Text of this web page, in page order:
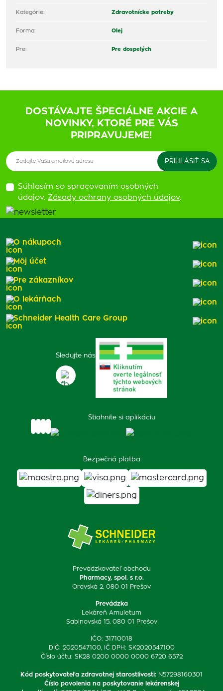
Kategórie: Zdravotnícke potreby
Forma: Olej
Pre: Pre dospelých
DOSTÁVAJTE ŠPECIÁLNE AKCIE A
NOVINKY, KTORÉ PRE VÁS
PRIPRAVUJEME!
Súhlasím so spracovaním osobných
údajov. Zásady ochrany osobných údajov.
Prevádzkovateľ obchodu
Pharmacy, spol. s r.o.
Oravská 2, 080 01 Prešov
Prevádzka
Lekáreň Amuletum
Sabinovská 15, 080 01 Prešov
IČO: 31710018
DIČ: 2020547100, IČ DPH: SK2020547100
Číslo účtu: SK28 0200 0000 0000 6720 6572
Kód poskytovateľa zdravotnej starostlivosti: N57298160301
Číslo povolenia na poskytovanie lekárenskej
Sledujte nás
Stiahnite si aplikáciu
Bezpečná platba
O nákupoch
Môj účet
Pre zákazníkov
O lekárňach
Schneider Health Care Group